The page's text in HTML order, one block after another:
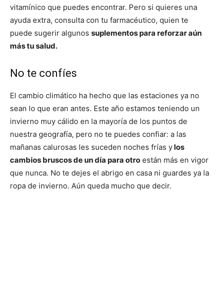
vitamínico que puedes encontrar. Pero si quieres una
ayuda extra, consulta con tu farmacéutico, quien te
puede sugerir algunos suplementos para reforzar aún
más tu salud.
No te confíes
El cambio climático ha hecho que las estaciones ya no
sean lo que eran antes. Este año estamos teniendo un
invierno muy cálido en la mayoría de los puntos de
nuestra geografía, pero no te puedes confiar: a las
mañanas calurosas les suceden noches frías ylos
cambios bruscos de un día para otro están más en vigor
que nunca. No te dejes el abrigo en casa ni guardes ya la
ropa de invierno. Aún queda mucho que decir.